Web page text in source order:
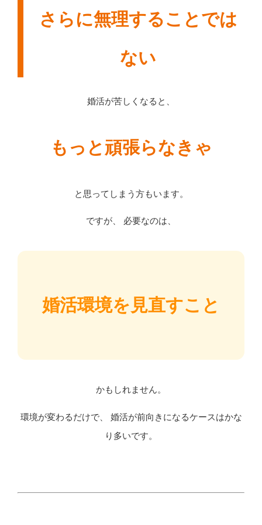
さらに無理することでは
ない
婚活が苦しくなると、
もっと頑張らなきゃ
と思ってしまう方もいます。
ですが、 必要なのは、
婚活環境を見直すこと
かもしれません。
環境が変わるだけで、 婚活が前向きになるケースはかな
り多いです。